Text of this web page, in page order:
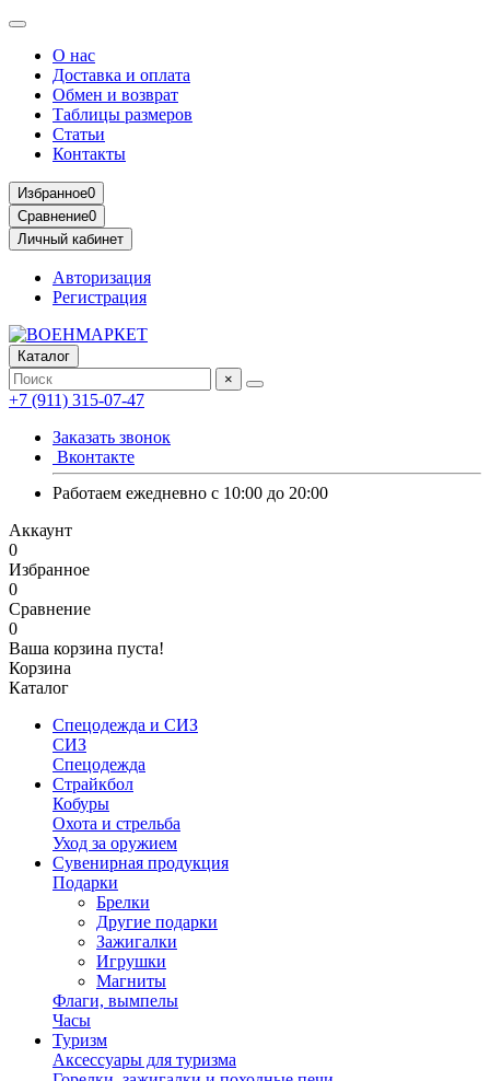
О нас
Доставка и оплата
Обмен и возврат
Таблицы размеров
Статьи
Контакты
Избранное0
Сравнение0
Личный кабинет
Авторизация
Регистрация
Каталог
×
+7 (911) 315-07-47
Заказать звонок
Вконтакте
Работаем ежедневно с 10:00 до 20:00
Аккаунт
0
Избранное
0
Сравнение
0
Ваша корзина пуста!
Корзина
Каталог
Спецодежда и СИЗ
СИЗ
Спецодежда
Страйкбол
Кобуры
Охота и стрельба
Уход за оружием
Сувенирная продукция
Подарки
Брелки
Другие подарки
Зажигалки
Игрушки
Магниты
Флаги, вымпелы
Часы
Туризм
Аксессуары для туризма